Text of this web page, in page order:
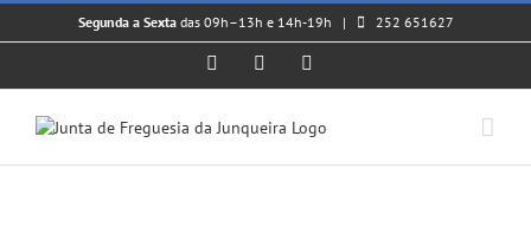
Skip
Segunda a Sextadas 09h–13h e 14h-19h | 252 651627
FacebookInstagram